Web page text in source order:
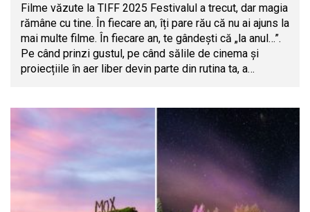
Filme văzute la TIFF 2025 Festivalul a trecut, dar magia
rămâne cu tine. În fiecare an, îți pare rău că nu ai ajuns la
mai multe filme. În fiecare an, te gândești că „la anul…”.
Pe când prinzi gustul, pe când sălile de cinema și
proiecțiile în aer liber devin parte din rutina ta, a…